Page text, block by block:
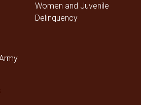
Women and Juvenile
Delinquency